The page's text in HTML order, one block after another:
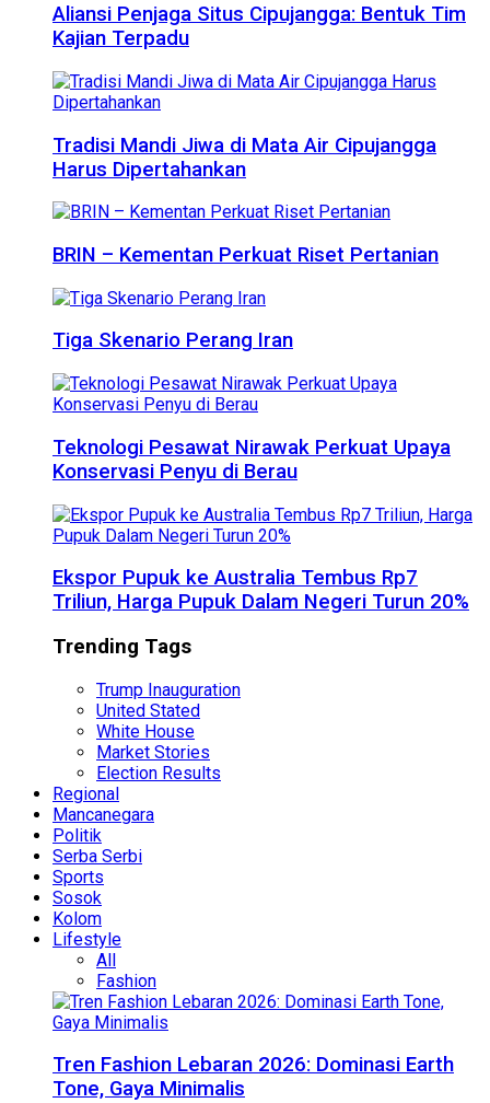
Aliansi Penjaga Situs Cipujangga: Bentuk Tim
Kajian Terpadu
Tradisi Mandi Jiwa di Mata Air Cipujangga
Harus Dipertahankan
BRIN – Kementan Perkuat Riset Pertanian
Tiga Skenario Perang Iran
Teknologi Pesawat Nirawak Perkuat Upaya
Konservasi Penyu di Berau
Ekspor Pupuk ke Australia Tembus Rp7
Triliun, Harga Pupuk Dalam Negeri Turun 20%
Trending Tags
Trump Inauguration
United Stated
White House
Market Stories
Election Results
Regional
Mancanegara
Politik
Serba Serbi
Sports
Sosok
Kolom
Lifestyle
All
Fashion
Tren Fashion Lebaran 2026: Dominasi Earth
Tone, Gaya Minimalis